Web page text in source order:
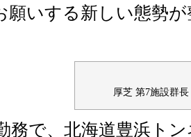
願いする新しい態勢
厚芝 第7施設群長
務で、北海道豊浜ト